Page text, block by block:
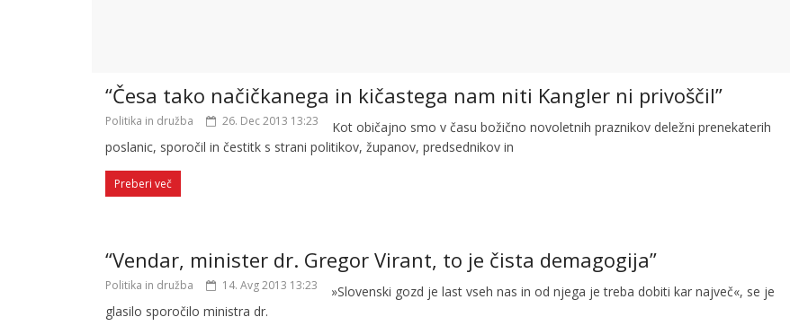
“Česa tako načičkanega in kičastega nam niti Kangler ni privoščil”
Politika in družba 26. Dec 2013 13:23
Kot običajno smo v času božično novoletnih praznikov deležni prenekaterih
poslanic, sporočil in čestitk s strani politikov, županov, predsednikov in
Preberi več
“Vendar, minister dr. Gregor Virant, to je čista demagogija”
Politika in družba 14. Avg 2013 13:23
»Slovenski gozd je last vseh nas in od njega je treba dobiti kar največ«, se je
glasilo sporočilo ministra dr.